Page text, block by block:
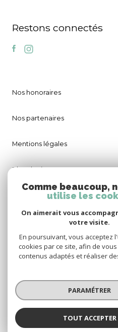
Restons connectés
Nos honoraires
Nos partenaires
Mentions légales
Plan du site
Cookies
© 2026 | Tous droits réservés
Réalisé par
Comme beaucoup,
utilise les
On aimerait vous
votre visite.
En poursuivant, vous acceptez
cookies par ce site, afin de
contenus adaptés et réaliser
PARAMÉTRER
TOUT ACCEPTER